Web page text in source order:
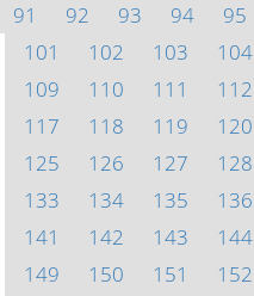
91
92 93 94 95
101
102 103 104
109
110 111 112
117
118 119 120
125
126 127 128
133
134 135 136
141
142 143 144
149
150 151 152